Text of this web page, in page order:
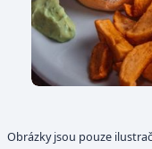
Obrázky jsou pouze